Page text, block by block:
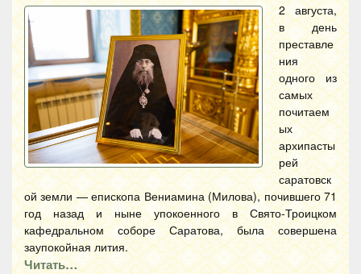
2 августа,
в день
преставле
ния
одного из
самых
почитаем
ых
архипасты
рей
саратовск
ой земли — епископа Вениамина (Милова), почившего 71
год назад и ныне упокоенного в Свято-Троицком
кафедральном соборе Саратова, была совершена
заупокойная лития.
Читать…